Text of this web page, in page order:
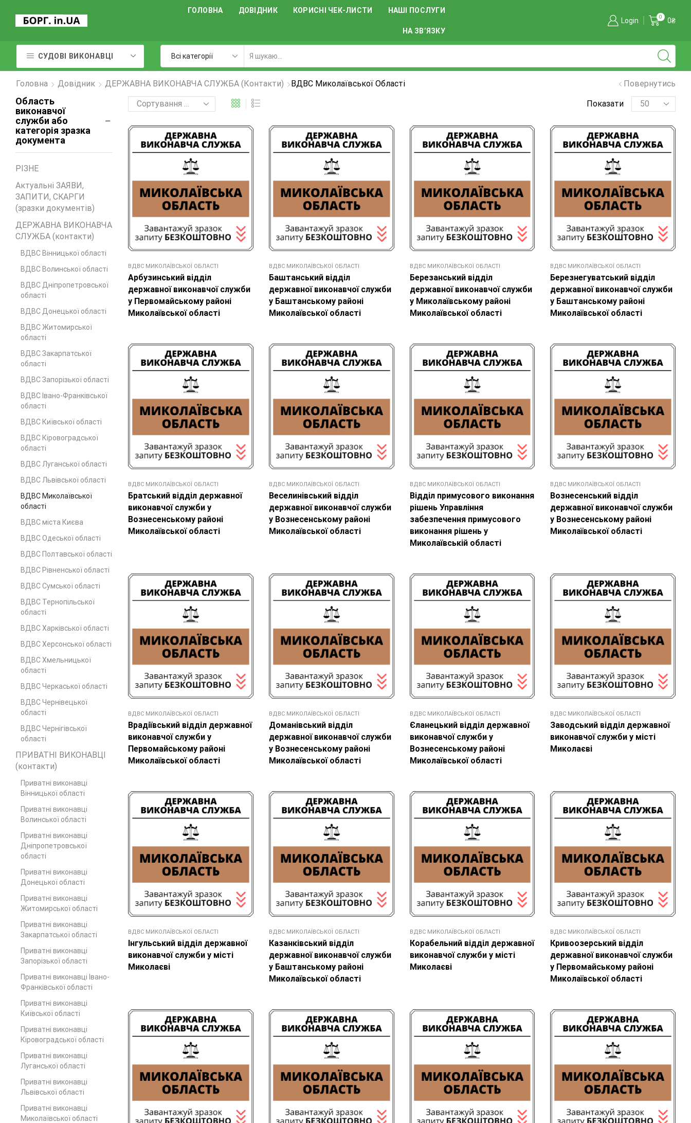
ГОЛОВНА ДОВІДНИК КОРИСНІ ЧЕК-ЛИСТИ НАШІ ПОСЛУГИ
НА ЗВ’ЯЗКУ
Login 0 0₴
СУДОВІ ВИКОНАВЦІ
Головна Довідник ДЕРЖАВНА ВИКОНАВЧА СЛУЖБА (контакти) ВДВС Миколаївської Області Повернутись
Показати
ВДВС МИКОЛАЇВСЬКОЇ ОБЛАСТІ
Арбузинський відділ
державної виконавчої служби
у Первомайському районі
Миколаївської області
ВДВС МИКОЛАЇВСЬКОЇ ОБЛАСТІ
Баштанський відділ
державної виконавчої служби
у Баштанському районі
Миколаївської області
ВДВС МИКОЛАЇВСЬКОЇ ОБЛАСТІ
Березанський відділ
державної виконавчої служби
у Миколаївському районі
Миколаївської області
ВДВС МИКОЛАЇВСЬКОЇ ОБЛАСТІ
Березнегуватський відділ
державної виконавчої служби
у Баштанському районі
Миколаївської області
ВДВС МИКОЛАЇВСЬКОЇ ОБЛАСТІ
Братський відділ державної
виконавчої служби у
Вознесенському районі
Миколаївської області
ВДВС МИКОЛАЇВСЬКОЇ ОБЛАСТІ
Веселинівський відділ
державної виконавчої служби
у Вознесенському районі
Миколаївської області
ВДВС МИКОЛАЇВСЬКОЇ ОБЛАСТІ
Відділ примусового виконання
рішень Управління
забезпечення примусового
виконання рішень у
Миколаївській області
ВДВС МИКОЛАЇВСЬКОЇ ОБЛАСТІ
Вознесенський відділ
державної виконавчої служби
у Вознесенському районі
Миколаївської області
ВДВС МИКОЛАЇВСЬКОЇ ОБЛАСТІ
Врадіївський відділ державної
виконавчої служби у
Первомайському районі
Миколаївської області
ВДВС МИКОЛАЇВСЬКОЇ ОБЛАСТІ
Доманівський відділ
державної виконавчої служби
у Вознесенському районі
Миколаївської області
ВДВС МИКОЛАЇВСЬКОЇ ОБЛАСТІ
Єланецький відділ державної
виконавчої служби у
Вознесенському районі
Миколаївської області
ВДВС МИКОЛАЇВСЬКОЇ ОБЛАСТІ
Заводський відділ державної
виконавчої служби у місті
Миколаєві
ВДВС МИКОЛАЇВСЬКОЇ ОБЛАСТІ
Інгульський відділ державної
виконавчої служби у місті
Миколаєві
ВДВС МИКОЛАЇВСЬКОЇ ОБЛАСТІ
Казанківський відділ
державної виконавчої служби
у Баштанському районі
Миколаївської області
ВДВС МИКОЛАЇВСЬКОЇ ОБЛАСТІ
Корабельний відділ державної
виконавчої служби у місті
Миколаєві
ВДВС МИКОЛАЇВСЬКОЇ ОБЛАСТІ
Кривоозерський відділ
державної виконавчої служби
у Первомайському районі
Миколаївської області
Область
виконавчої
служби або
категорія зразка
документа
PIЗНЕ
Актуальні ЗАЯВИ,
ЗАПИТИ, СКАРГИ
(зразки документів)
ДЕРЖАВНА ВИКОНАВЧА
СЛУЖБА (контакти)
ВДВС Вінницької області
ВДВС Волинської області
ВДВС Дніпропетровської
області
ВДВС Донецької областi
ВДВС Житомирської
області
ВДВС Закарпатської
області
ВДВС Запорізької області
ВДВС Івано-Франківської
області
ВДВС Київської області
ВДВС Кіровоградської
області
ВДВС Луганської області
ВДВС Львівської області
ВДВС Миколаївської
області
ВДВС міста Києва
ВДВС Одеської області
ВДВС Полтавської області
ВДВС Рівненської області
ВДВС Сумської області
ВДВС Тернопільської
області
ВДВС Харківської області
ВДВС Херсонської області
ВДВС Хмельницької
області
ВДВС Черкаської області
ВДВС Чернівецької
області
ВДВС Чернігівської
області
ПРИВАТНІ ВИКОНАВЦІ
(контакти)
Приватні виконавці
Вінницької області
Приватні виконавці
Волинської області
Приватні виконавці
Дніпропетровської
області
Приватні виконавці
Донецької області
Приватні виконавці
Житомирської області
Приватні виконавці
Закарпатської області
Приватні виконавці
Запорізької області
Приватні виконавці Івано-
Франківської області
Приватні виконавці
Київської області
Приватні виконавці
Кіровоградської області
Приватні виконавці
Луганської області
Приватні виконавці
Львівської області
Приватні виконавці
Миколаївської області